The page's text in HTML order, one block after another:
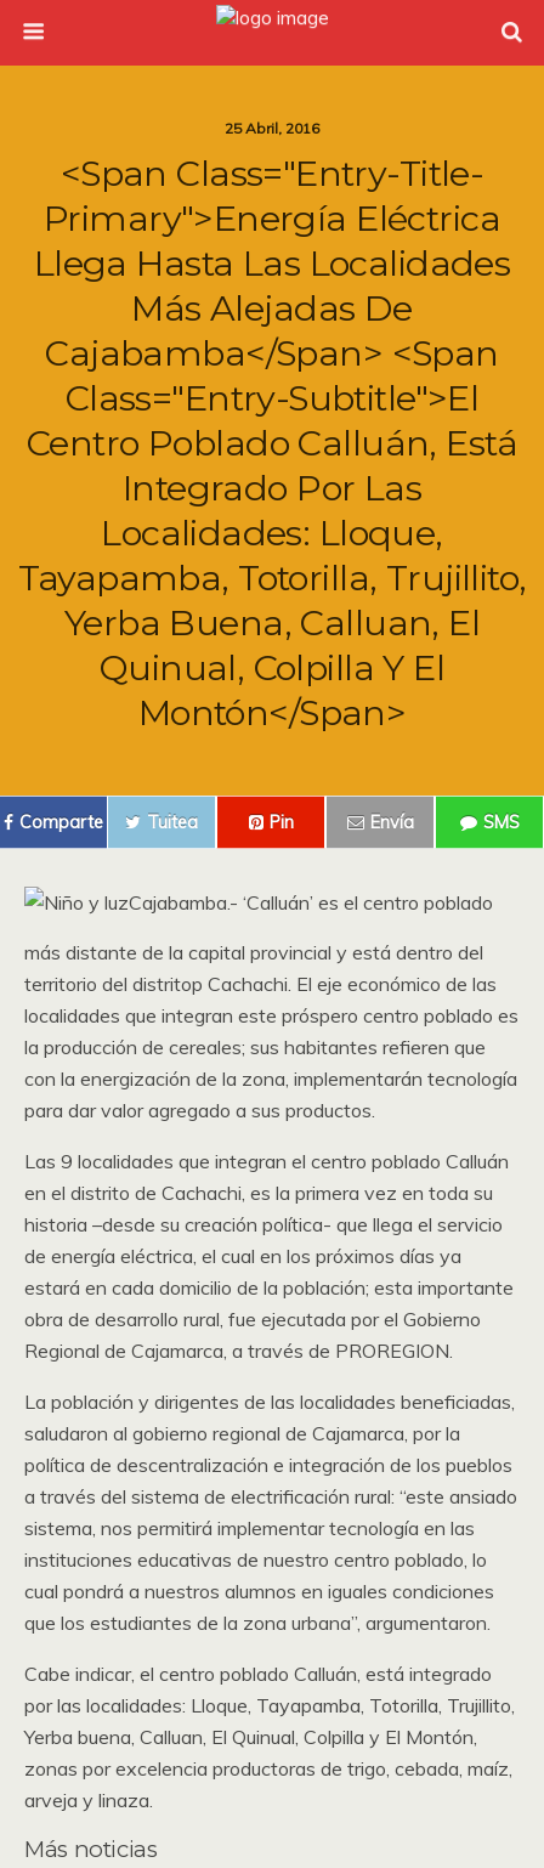
25 Abril, 2016
<span Class="entry-Title-
Primary">Energía Eléctrica
Llega Hasta Las Localidades
Más Alejadas De
Cajabamba</span> <span
Class="entry-Subtitle">El
Centro Poblado Calluán, Está
Integrado Por Las
Localidades: Lloque,
Tayapamba, Totorilla, Trujillito,
Yerba Buena, Calluan, El
Quinual, Colpilla Y El
Montón</span>
Comparte Tuitea Pin Envía SMS
Cajabamba.- ‘Calluán’ es el centro poblado
más distante de la capital provincial y está dentro del
territorio del distritop Cachachi. El eje económico de las
localidades que integran este próspero centro poblado es
la producción de cereales; sus habitantes refieren que
con la energización de la zona, implementarán tecnología
para dar valor agregado a sus productos.
Las 9 localidades que integran el centro poblado Calluán
en el distrito de Cachachi, es la primera vez en toda su
historia –desde su creación política- que llega el servicio
de energía eléctrica, el cual en los próximos días ya
estará en cada domicilio de la población; esta importante
obra de desarrollo rural, fue ejecutada por el Gobierno
Regional de Cajamarca, a través de PROREGION.
La población y dirigentes de las localidades beneficiadas,
saludaron al gobierno regional de Cajamarca, por la
política de descentralización e integración de los pueblos
a través del sistema de electrificación rural: “este ansiado
sistema, nos permitirá implementar tecnología en las
instituciones educativas de nuestro centro poblado, lo
cual pondrá a nuestros alumnos en iguales condiciones
que los estudiantes de la zona urbana”, argumentaron.
Cabe indicar, el centro poblado Calluán, está integrado
por las localidades: Lloque, Tayapamba, Totorilla, Trujillito,
Yerba buena, Calluan, El Quinual, Colpilla y El Montón,
zonas por excelencia productoras de trigo, cebada, maíz,
arveja y linaza.
Más noticias